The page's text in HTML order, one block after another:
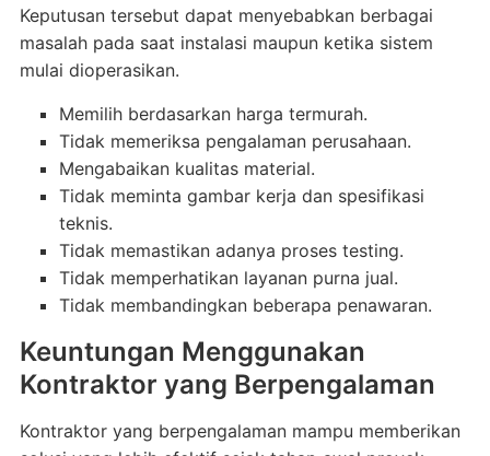
Keputusan tersebut dapat menyebabkan berbagai
masalah pada saat instalasi maupun ketika sistem
mulai dioperasikan.
Memilih berdasarkan harga termurah.
Tidak memeriksa pengalaman perusahaan.
Mengabaikan kualitas material.
Tidak meminta gambar kerja dan spesifikasi
teknis.
Tidak memastikan adanya proses testing.
Tidak memperhatikan layanan purna jual.
Tidak membandingkan beberapa penawaran.
Keuntungan Menggunakan
Kontraktor yang Berpengalaman
Kontraktor yang berpengalaman mampu memberikan